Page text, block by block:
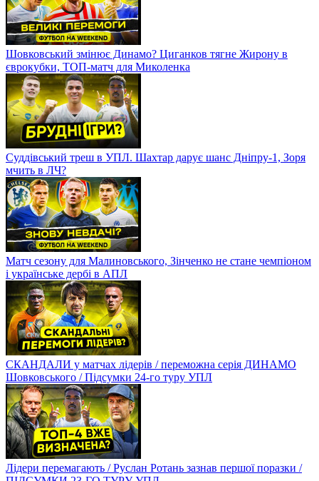
Шовковський змінює Динамо? Циганков тягне Жирону в
єврокубки, ТОП-матч для Миколенка
Суддівський треш в УПЛ. Шахтар дарує шанс Дніпру-1, Зоря
мчить в ЛЧ?
Матч сезону для Малиновського, Зінченко не стане чемпіоном
і українське дербі в АПЛ
СКАНДАЛИ у матчах лідерів / переможна серія ДИНАМО
Шовковського / Підсумки 24-го туру УПЛ
Лідери перемагають / Руслан Ротань зазнав першої поразки /